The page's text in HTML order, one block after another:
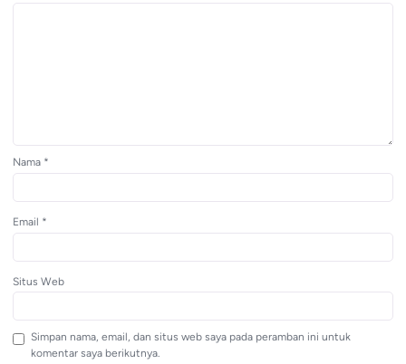
Nama *
Email *
Situs Web
Simpan nama, email, dan situs web saya pada peramban ini untuk
komentar saya berikutnya.